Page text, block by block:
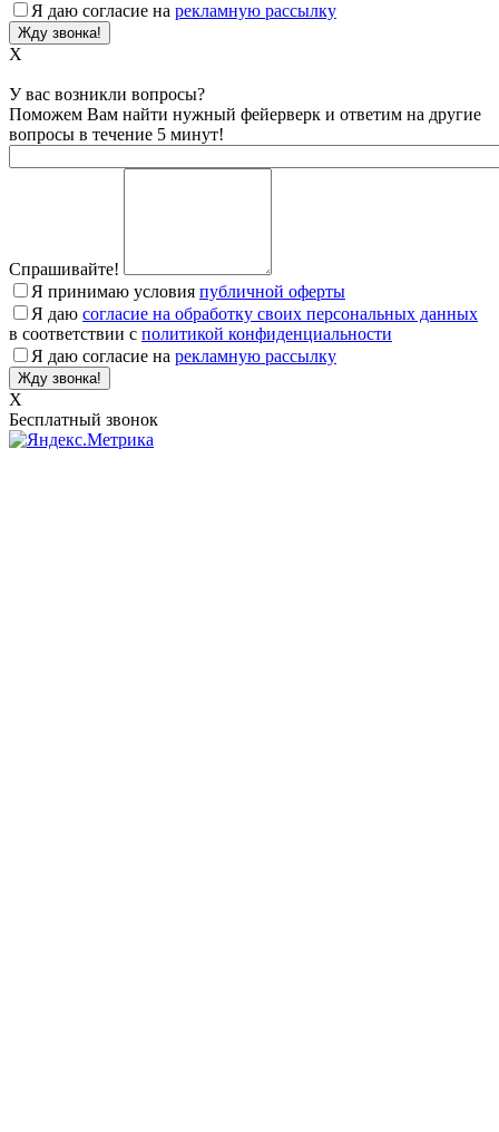
Я даю согласие на рекламную рассылку
X
У вас возникли вопросы?
Поможем Вам найти нужный фейерверк и ответим на другие
вопросы в течение 5 минут!
Спрашивайте!
Я принимаю условия публичной оферты
Я даю согласие на обработку своих персональных данных
в соответствии с политикой конфиденциальности
Я даю согласие на рекламную рассылку
X
Бесплатный звонок